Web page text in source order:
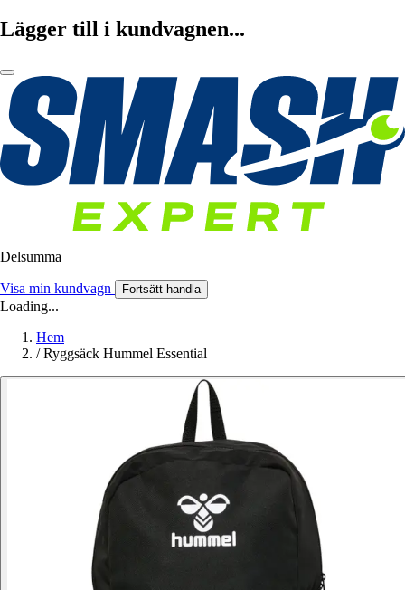
Lägger till i kundvagnen...
Delsumma
Visa min kundvagn Fortsätt handla
Loading...
Hem
/ Ryggsäck Hummel Essential